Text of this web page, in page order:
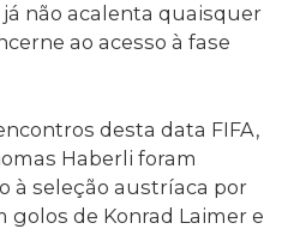
não acalenta quaisquer
ao acesso à fase
desta data FIFA,
Haberli foram
à seleção austríaca por
golos de Konrad Laimer e